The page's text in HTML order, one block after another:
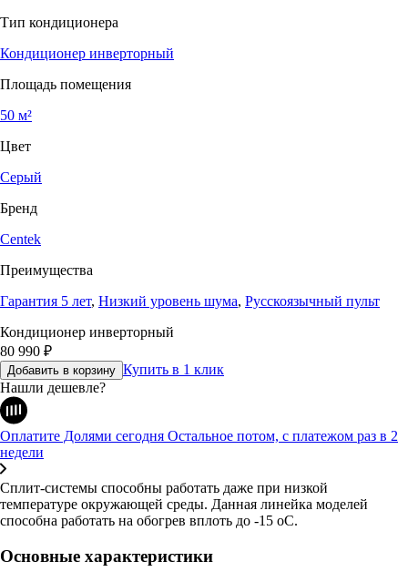
Тип кондиционера
Кондиционер инверторный
Площадь помещения
50 м²
Цвет
Серый
Бренд
Centek
Преимущества
Гарантия 5 лет, Низкий уровень шума, Русскоязычный пульт
Кондиционер инверторный
80 990 ₽
Добавить в корзину Купить в 1 клик
Нашли дешевле?
Оплатите Долями сегодня Остальное потом, с платежом раз в 2
недели
Сплит-системы способны работать даже при низкой
температуре окружающей среды. Данная линейка моделей
способна работать на обогрев вплоть до -15 oC.
Основные характеристики